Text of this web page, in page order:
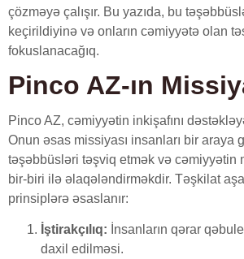
çözməyə çalışır. Bu yazıda, bu
keçirildiyinə və onların cəmiyyətə olan
fokuslanacağıq.
Pinco AZ-ın
Pinco AZ, cəmiyyətin inkişafını
Onun əsas missiyası insanları bir araya
təşəbbüsləri təşviq etmək və cəmiyyətin
bir-biri ilə əlaqələndirməkdir. Təşkilat
prinsiplərə əsaslanır:
İştirakçılıq: İnsanların qərar
daxil edilməsi.